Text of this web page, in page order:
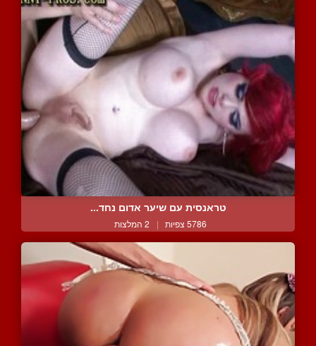
טראנסית עם שיער אדום נחד...
5786 צפיות | 2 המלצות